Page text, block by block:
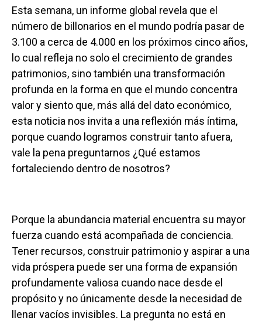
Esta semana, un informe global revela que el
número de billonarios en el mundo podría pasar de
3.100 a cerca de 4.000 en los próximos cinco años,
lo cual refleja no solo el crecimiento de grandes
patrimonios, sino también una transformación
profunda en la forma en que el mundo concentra
valor y siento que, más allá del dato económico,
esta noticia nos invita a una reflexión más íntima,
porque cuando logramos construir tanto afuera,
vale la pena preguntarnos ¿Qué estamos
fortaleciendo dentro de nosotros?
Porque la abundancia material encuentra su mayor
fuerza cuando está acompañada de conciencia.
Tener recursos, construir patrimonio y aspirar a una
vida próspera puede ser una forma de expansión
profundamente valiosa cuando nace desde el
propósito y no únicamente desde la necesidad de
llenar vacíos invisibles. La pregunta no está en